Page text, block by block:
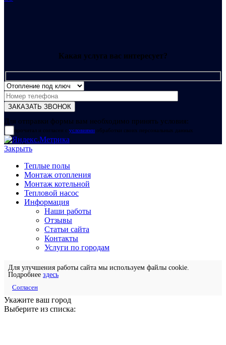
Какая услуга вас интересует?
Для отправки формы вам необходимо принять условия:
прочитал и согласен с условиями обработки своих персональных данных
Закрыть
Теплые полы
Монтаж отопления
Монтаж котельной
Тепловой насос
Информация
Наши работы
Отзывы
Статьи сайта
Контакты
Услуги по городам
Для улучшения работы сайта мы используем файлы cookie.
Подробнее здесь
Согласен
Укажите ваш город
Выберите из списка: